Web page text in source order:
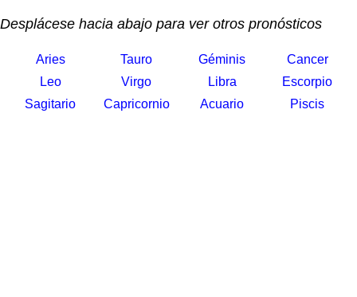
Desplácese hacia abajo para ver otros pronósticos
Aries Tauro Géminis
Cancer
Leo
Virgo Libra
Escorpio
Sagitario
Capricornio Acuario Piscis